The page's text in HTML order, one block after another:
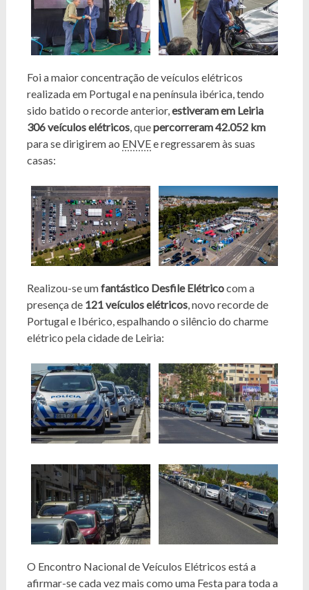
Foi a maior concentração de veículos elétricos
realizada em Portugal e na península ibérica, tendo
sido batido o recorde anterior,estiveram em Leiria
306 veículos elétricos, quepercorreram 42.052 km
para se dirigirem ao ENVEe regressarem às suas
casas:
Realizou-se umfantástico Desfile Elétricocom a
presença de 121 veículos elétricos, novo recorde de
Portugal e Ibérico, espalhando o silêncio do charme
elétrico pela cidade de Leiria:
O Encontro Nacional de Veículos Elétricos está a
afirmar-se cada vez mais como uma Festa para toda a